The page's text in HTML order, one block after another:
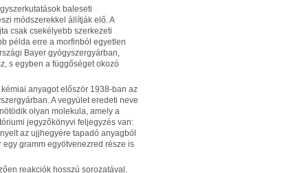
baleseti
módszerekkel állítják elő. A
csak csekélyebb szerkezeti
példa erre a morfinból egyetlen
Bayer gyógyszergyárban,
s egyben a függőséget okozó
anyagot először 1938-ban az
A vegyület eredeti neve
olyan molekula, amely a
jegyzőkönyvi feljegyzés van:
az ujjhegyére tapadó anyagból
gramm egyötvenezred része is
reakciók hosszú sorozatával,